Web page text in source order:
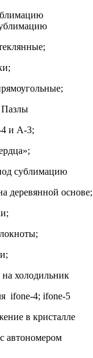
и А-3;
деревянной основе;
4; ifone-5
в кристалле